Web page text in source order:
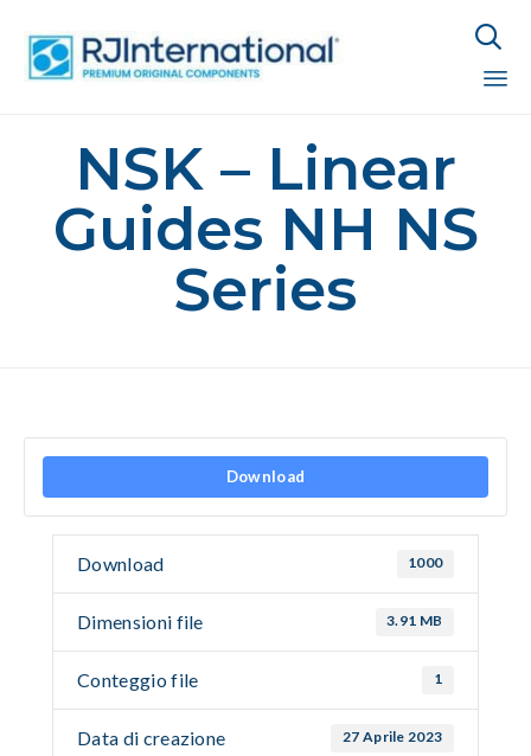

NSK – Linear
Guides NH NS
Series
Download
Download 1000
Dimensioni file 3.91 MB
Conteggio file 1
Data di creazione 27 Aprile 2023